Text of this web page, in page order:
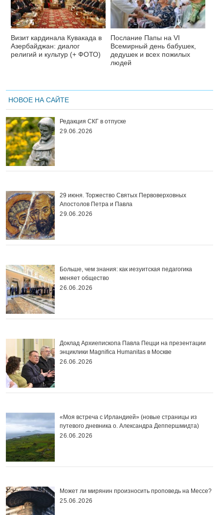
Визит кардинала Кувакада в
Азербайджан: диалог
религий и культур (+ ФОТО)
Послание Папы на VI
Всемирный день бабушек,
дедушек и всех пожилых
людей
НОВОЕ НА САЙТЕ
Редакция СКГ в отпуске
29.06.2026
29 июня. Торжество Святых Первоверховных
Апостолов Петра и Павла
29.06.2026
Больше, чем знания: как иезуитская педагогика
меняет общество
26.06.2026
Доклад Архиепископа Павла Пецци на презентации
энциклики Magnifica Нumanitas в Москве
26.06.2026
«Моя встреча с Ирландией» (новые страницы из
путевого дневника о. Александра Деппершмидта)
26.06.2026
Может ли мирянин произносить проповедь на Мессе?
25.06.2026